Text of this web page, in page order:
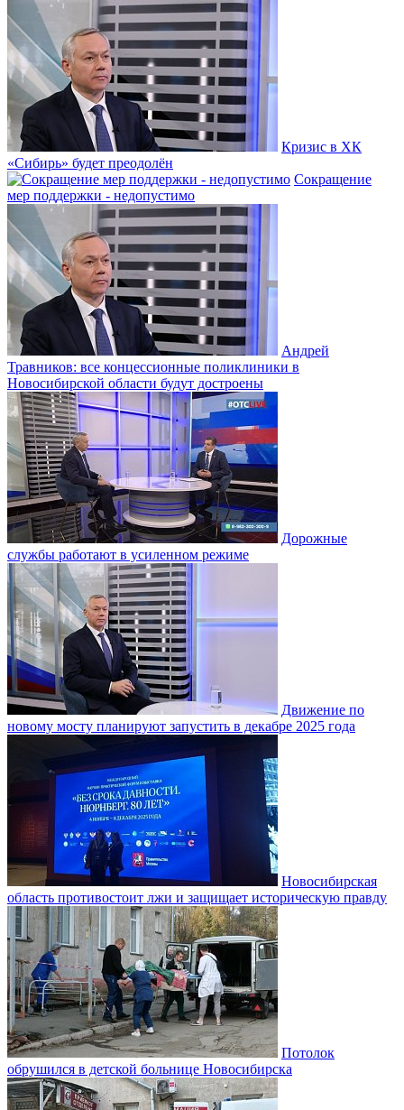
Кризис в ХК
«Сибирь» будет преодолён
Сокращение
мер поддержки - недопустимо
Андрей
Травников: все концессионные поликлиники в
Новосибирской области будут достроены
Дорожные
службы работают в усиленном режиме
Движение по
новому мосту планируют запустить в декабре 2025 года
Новосибирская
область противостоит лжи и защищает историческую правду
Потолок
обрушился в детской больнице Новосибирска